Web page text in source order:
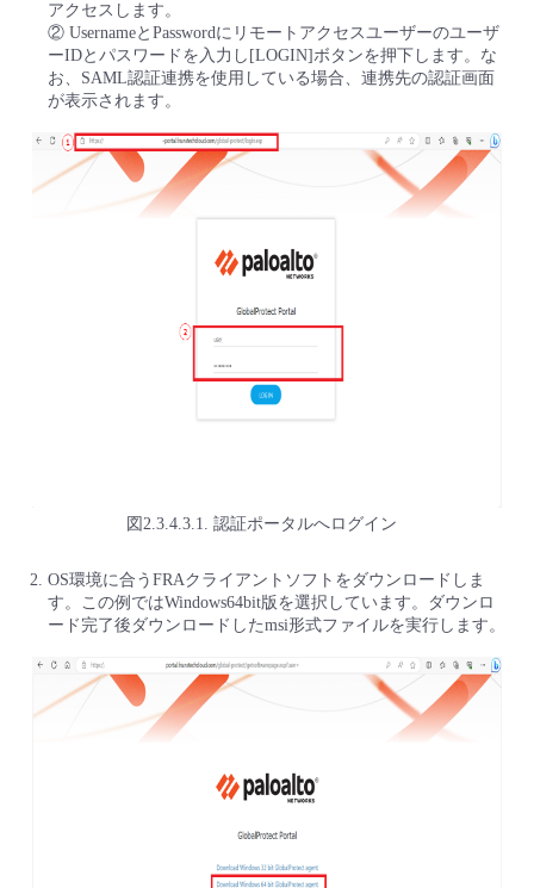
アクセスします。
② UsernameとPasswordにリモートアクセスユーザーのユーザ
ーIDとパスワードを入力し[LOGIN]ボタンを押下します。な
お、SAML認証連携を使用している場合、連携先の認証画面
が表示されます。
図2.3.4.3.1. 認証ポータルへログイン
OS環境に合うFRAクライアントソフトをダウンロードしま
す。この例ではWindows64bit版を選択しています。ダウンロ
ード完了後ダウンロードしたmsi形式ファイルを実行します。